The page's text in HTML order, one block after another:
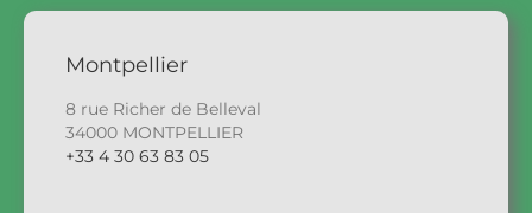
Montpellier
8 rue Richer de Belleval
34000 MONTPELLIER
+33 4 30 63 83 05